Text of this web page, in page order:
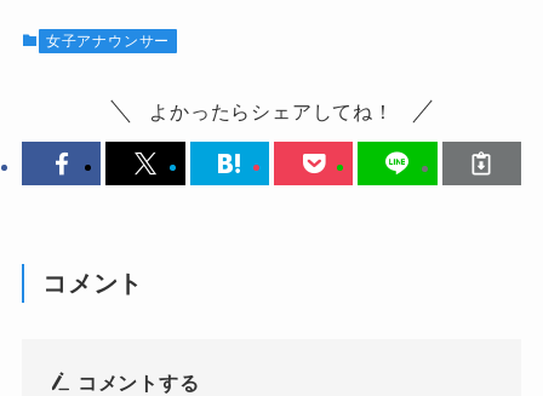
女子アナウンサー
よかったらシェアしてね！
コメント
コメントする